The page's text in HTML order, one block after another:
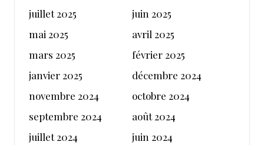
juillet 2025
juin 2025
mai 2025
avril 2025
mars 2025
février 2025
janvier 2025
décembre 2024
novembre 2024
octobre 2024
septembre 2024
août 2024
juillet 2024
juin 2024